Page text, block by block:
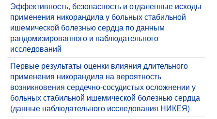
Эффективность, безопасность и отдаленные исходы
применения никорандила у больных стабильной
ишемической болезнью сердца по данным
рандомизированного и наблюдательного
исследований
Первые результаты оценки влияния длительного
применения никорандила на вероятность
возникновения сердечно-сосудистых осложнении у
больных стабильной ишемической болезнью сердца
(данные наблюдательного исследования НИКЕЯ)